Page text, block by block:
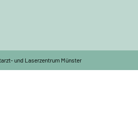
und Laserzentrum Münster